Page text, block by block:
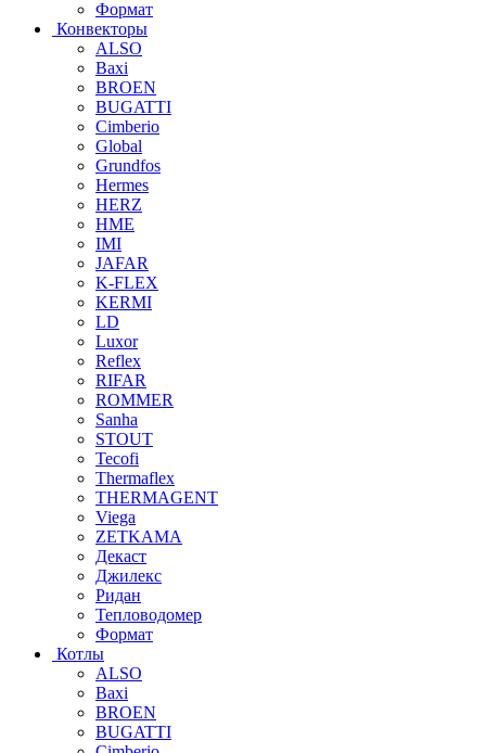
Формат
Конвекторы
ALSO
Baxi
BROEN
BUGATTI
Cimberio
Global
Grundfos
Hermes
HERZ
HME
IMI
JAFAR
K-FLEX
KERMI
LD
Luxor
Reflex
RIFAR
ROMMER
Sanha
STOUT
Tecofi
Thermaflex
THERMAGENT
Viega
ZETKAMA
Декаст
Джилекс
Ридан
Тепловодомер
Формат
Котлы
ALSO
Baxi
BROEN
BUGATTI